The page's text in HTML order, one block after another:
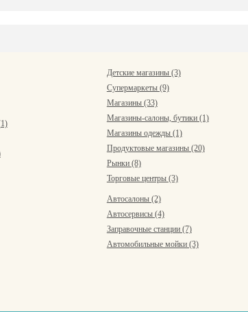
Детские магазины (3)
Супермаркеты (9)
Магазины (33)
Магазины-салоны, бутики (1)
Магазины одежды (1)
Продуктовые магазины (20)
Рынки (8)
Торговые центры (3)
Автосалоны (2)
Автосервисы (4)
Заправочные станции (7)
Автомобильные мойки (3)